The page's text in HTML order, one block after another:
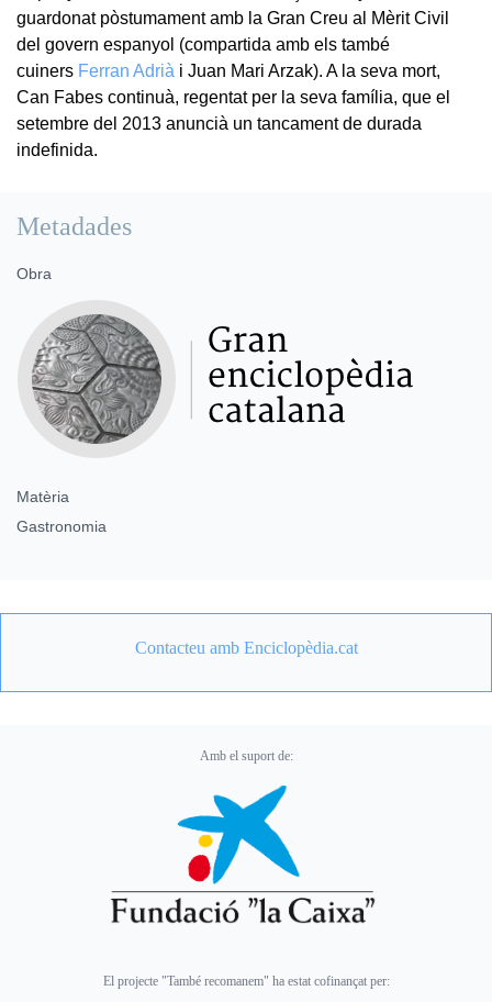
guardonat pòstumament amb la Gran Creu al Mèrit Civil
del govern espanyol (compartida amb els també
cuiners Ferran Adrià i Juan Mari Arzak). A la seva mort,
Can Fabes continuà, regentat per la seva família, que el
setembre del 2013 anuncià un tancament de durada
indefinida.
Metadades
Obra
Matèria
Gastronomia
Contacteu amb Enciclopèdia.cat
Amb el suport de:
El projecte "També recomanem" ha estat cofinançat per: